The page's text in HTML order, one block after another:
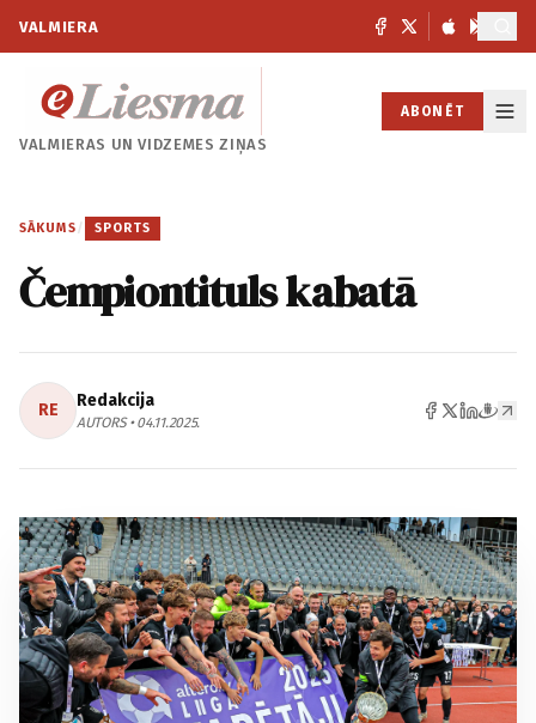
VALMIERA
VALMIERAS UNVIDZEMES ZIŅAS
ABONĒT
SĀKUMS / SPORTS
Čempiontituls kabatā
RE Redakcija
AUTORS • 04.11.2025.